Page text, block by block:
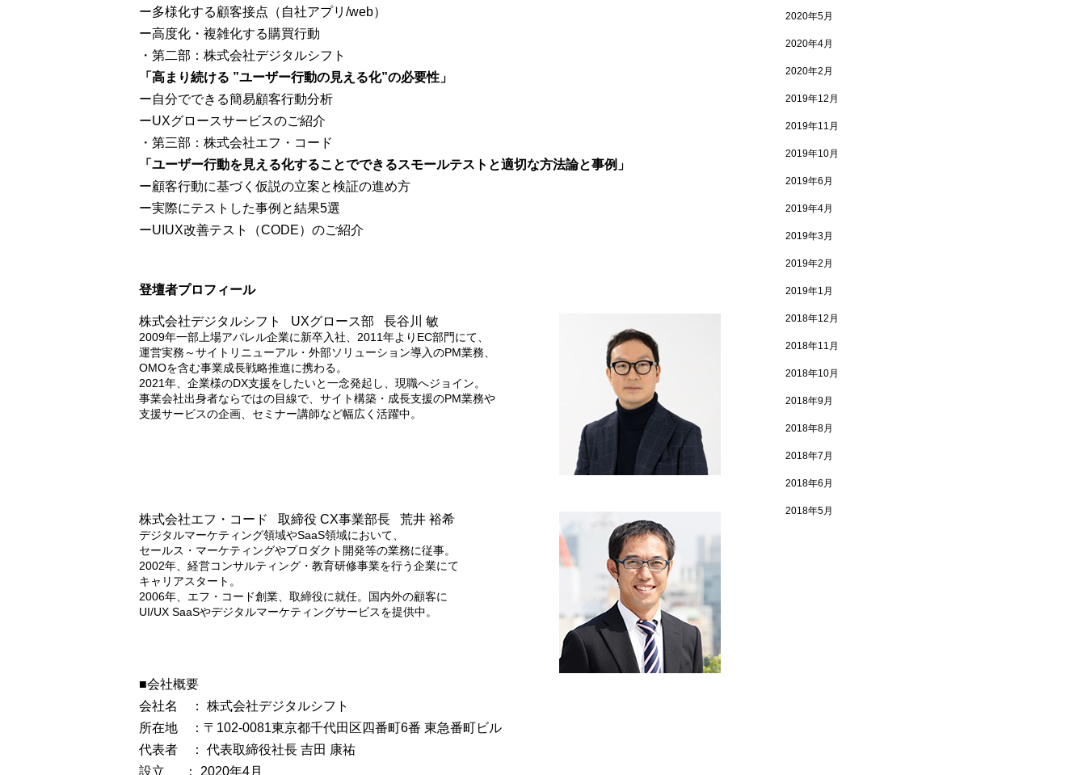
ー多様化する顧客接点（自社アプリ/web）
ー高度化・複雑化する購買行動
・第二部：株式会社デジタルシフト
「高まり続ける ”ユーザー行動の見える化”の必要性」
ー自分でできる簡易顧客行動分析
ーUXグロースサービスのご紹介
・第三部：株式会社エフ・コード
「ユーザー行動を見える化することでできるスモールテストと適切な方法論と事例」
ー顧客行動に基づく仮説の立案と検証の進め方
ー実際にテストした事例と結果5選
ーUIUX改善テスト（CODE）のご紹介
登壇者プロフィール
株式会社デジタルシフト UXグロース部 長谷川 敏
2009年一部上場アパレル企業に新卒入社、2011年よりEC部門にて、
運営実務～サイトリニューアル・外部ソリューション導入のPM業務、
OMOを含む事業成長戦略推進に携わる。
2021年、企業様のDX支援をしたいと一念発起し、現職へジョイン。
事業会社出身者ならではの目線で、サイト構築・成長支援のPM業務や
支援サービスの企画、セミナー講師など幅広く活躍中。
株式会社エフ・コード 取締役 CX事業部長 荒井 裕希
デジタルマーケティング領域やSaaS領域において、
セールス・マーケティングやプロダクト開発等の業務に従事。
2002年、経営コンサルティング・教育研修事業を行う企業にて
キャリアスタート。
2006年、エフ・コード創業、取締役に就任。国内外の顧客に
UI/UX SaaSやデジタルマーケティングサービスを提供中。
■会社概要
会社名 ： 株式会社デジタルシフト
所在地 ：〒102-0081東京都千代田区四番町6番 東急番町ビル
代表者 ： 代表取締役社長 吉田 康祐
設立 ： 2020年4月
2020年5月
2020年4月
2020年2月
2019年12月
2019年11月
2019年10月
2019年6月
2019年4月
2019年3月
2019年2月
2019年1月
2018年12月
2018年11月
2018年10月
2018年9月
2018年8月
2018年7月
2018年6月
2018年5月